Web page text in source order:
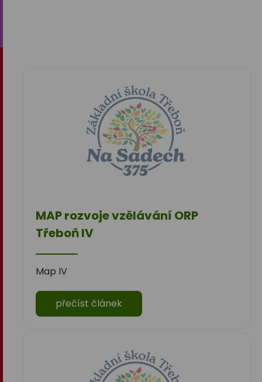
MAP rozvoje vzělávání ORP
Třeboň IV
Map IV
přečíst článek